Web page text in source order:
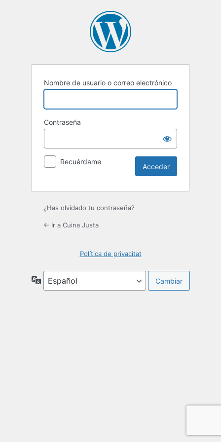
Nombre de usuario o correo electrónico
Contraseña
Recuérdame
¿Has olvidado tu contraseña?
← Ir a Cuina Justa
Política de privacitat
Idioma